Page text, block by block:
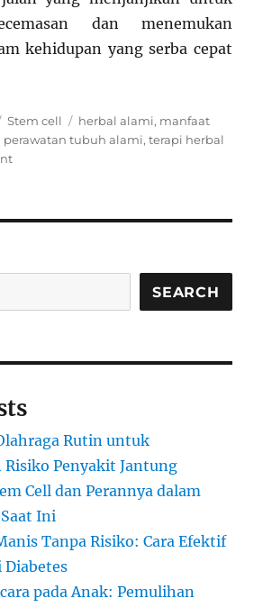
dan menemukan
kehidupan yang serba cepat
Categories
Stem cell Tags
herbal alami, manfaat
perawatan tubuh alami,terapi herbal
on
Mengatasi
Berat,
–
oleh
Sastro
SEARCH
Rutin untuk
Penyakit Jantung
Cell dan Perannya dalam
Ini
Tanpa Risiko: Cara Efektif
pada Anak: Pemulihan